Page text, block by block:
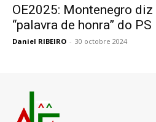
OE2025: Montenegro
“palavra de honra” do PS
Daniel RIBEIRO - 30 octobre 2024